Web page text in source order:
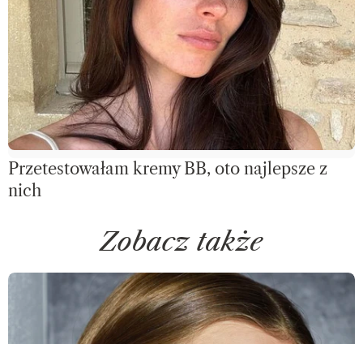
Przetestowałam kremy BB, oto najlepsze z
nich
Zobacz także